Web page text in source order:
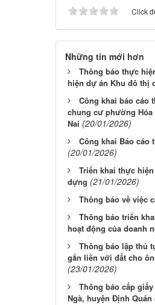
Click
Những tin mới hơn
Thông báo thực
hiện dự án Khu đô thị
Công khai báo cáo
chung cư phường Hóa
Nai (20/01/2026)
Công khai Báo cáo
(20/01/2026)
Triển khai thực hiện
dựng (21/01/2026)
Thông báo về việc
Thông báo triển
hoạt động của doanh
Thông báo lập thủ
gắn liền với đất cho
(23/01/2026)
Thông báo cấp
Ngà, huyện Định